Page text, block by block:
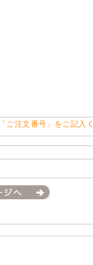
注文番号」をご記入